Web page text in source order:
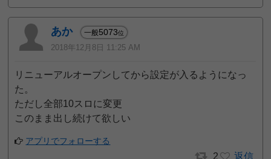
あか 一般5073位
2018年12月8日 11:25 AM
リニューアルオープンしてから設定が入るようになっ
た。
ただし全部10スロに変更
このまま出し続けて欲しい
アプリでフォローする
2 返信